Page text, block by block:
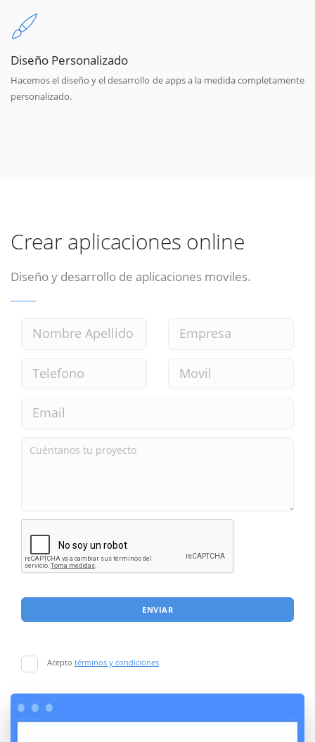
Diseño Personalizado
Hacemos el diseño y el desarrollo de apps a la medida completamente
personalizado.
Crear aplicaciones online
Diseño y desarrollo de aplicaciones moviles.
ENVIAR
Acepto términos y condiciones